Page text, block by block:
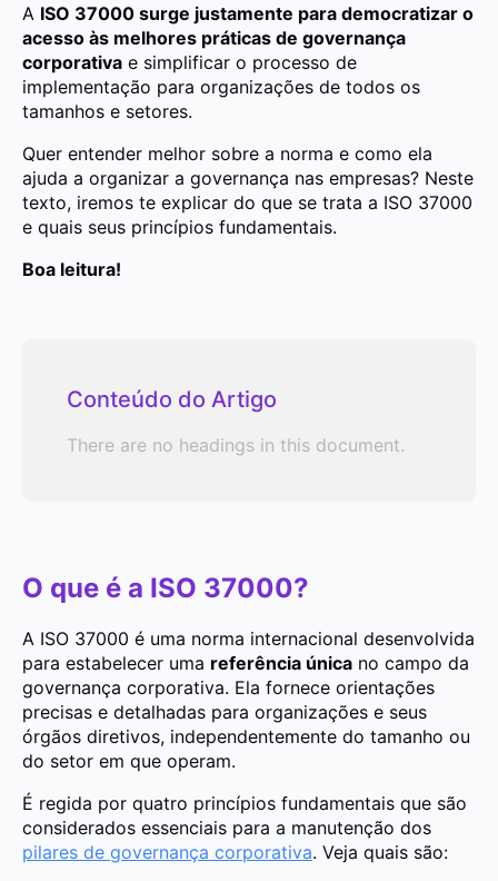
A ISO 37000 surge justamente para democratizar o
acesso às melhores práticas de governança
corporativa e simplificar o processo de
implementação para organizações de todos os
tamanhos e setores.
Quer entender melhor sobre a norma e como ela
ajuda a organizar a governança nas empresas? Neste
texto, iremos te explicar do que se trata a ISO 37000
e quais seus princípios fundamentais.
Boa leitura!
Conteúdo do Artigo
There are no headings in this document.
O que é a ISO 37000?
A ISO 37000 é uma norma internacional desenvolvida
para estabelecer uma referência única no campo da
governança corporativa. Ela fornece orientações
precisas e detalhadas para organizações e seus
órgãos diretivos, independentemente do tamanho ou
do setor em que operam.
É regida por quatro princípios fundamentais que são
considerados essenciais para a manutenção dos
pilares de governança corporativa. Veja quais são: